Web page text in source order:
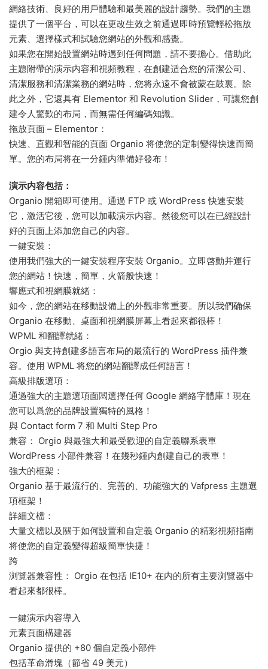
網絡技術、良好的用戶體驗和最美麗的設計趨勢。我們的主題
提供了一個平台，可以在更改生效之前通過即時預覽輕松拖放
元素、選擇樣式和試驗您網站的外觀和感覺。
如果您在開始設置網站時遇到任何問題，請不要擔心。借助此
主題附帶的演示内容和視頻教程，在創建适合您的清潔公司、
清潔服務和清潔業務的網站時，您将永遠不會被蒙在鼓裏。除
此之外，它還具有 Elementor 和 Revolution Slider，可讓您創
建令人驚歎的布局，而無需任何編碼知識。
拖放頁面 – Elementor：
快速、直觀和智能的頁面 Organio 将使您的定制變得快速而簡
單。您的布局将在一分鍾内準備好發布！
演示内容包括：
Organio 開箱即可使用。通過 FTP 或 WordPress 快速安裝
它，激活它後，您可以加載演示内容。然後您可以在已經設計
好的頁面上添加您自己的内容。
一鍵安裝：
使用我們強大的一鍵安裝程序安裝 Organio。立即啓動并運行
您的網站！快速，簡單，火箭般快速！
響應式和視網膜就緒：
如今，您的網站在移動設備上的外觀非常重要。所以我們确保
Organio 在移動、桌面和視網膜屏幕上看起來都很棒！
WPML 和翻譯就緒：
Orgio 與支持創建多語言布局的最流行的 WordPress 插件兼
容。使用 WPML 将您的網站翻譯成任何語言！
高級排版選項：
通過強大的主題選項面闆選擇任何 Google 網絡字體庫！現在
您可以爲您的品牌設置獨特的風格！
與 Contact form 7 和 Multi Step Pro
兼容： Orgio 與最強大和最受歡迎的自定義聯系表單
WordPress 小部件兼容！在幾秒鍾内創建自己的表單！
強大的框架：
Organio 基于最流行的、完善的、功能強大的 Vafpress 主題選
項框架！
詳細文檔：
大量文檔以及關于如何設置和自定義 Organio 的精彩視頻指南
将使您的自定義變得超級簡單快捷！
跨
浏覽器兼容性： Orgio 在包括 IE10+ 在内的所有主要浏覽器中
看起來都很棒。
一鍵演示内容導入
元素頁面構建器
Organio 提供的 +80 個自定義小部件
包括革命滑塊（節省 49 美元）